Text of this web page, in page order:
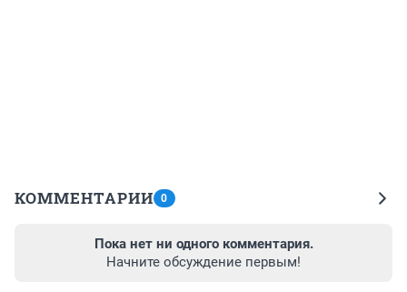
КОММЕНТАРИИ 0
Пока нет ни одного комментария.
Начните обсуждение первым!